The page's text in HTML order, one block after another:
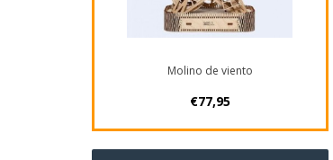
Molino de viento
€77,95